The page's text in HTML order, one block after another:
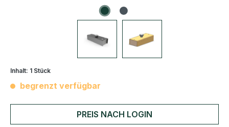
Inhalt: 1 Stück
begrenzt verfügbar
PREIS NACH LOGIN